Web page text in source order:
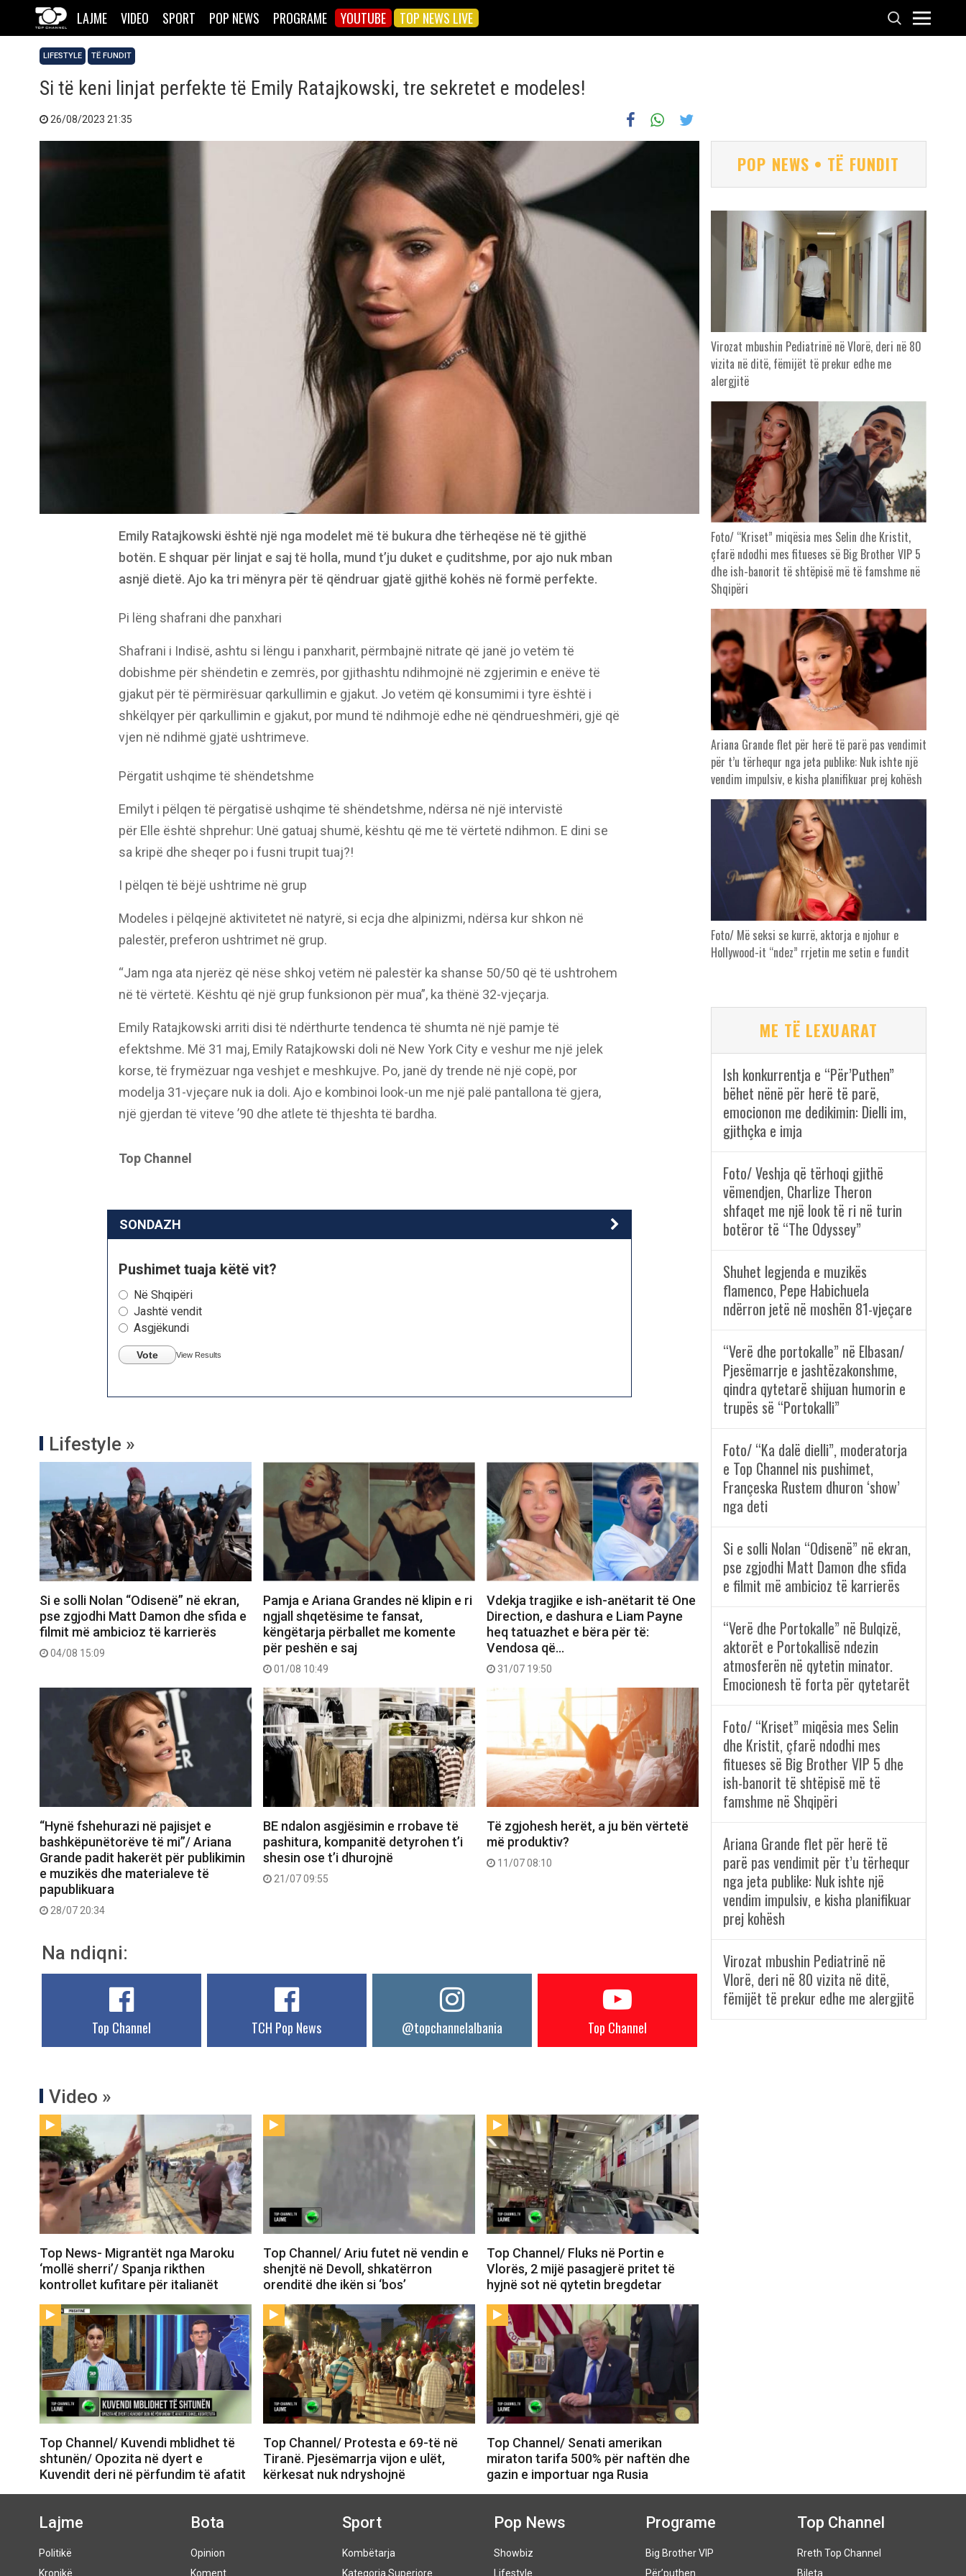
LAJME VIDEO SPORT POP NEWS PROGRAME YOUTUBE TOP NEWS LIVE
LIFESTYLE TË FUNDIT
Si të keni linjat perfekte të Emily Ratajkowski, tre sekretet e modeles!
26/08/2023 21:35
Emily Ratajkowski është një nga modelet më të bukura dhe tërheqëse në të gjithë
botën. E shquar për linjat e saj të holla, mund t’ju duket e çuditshme, por ajo nuk mban
asnjë dietë. Ajo ka tri mënyra për të qëndruar gjatë gjithë kohës në formë perfekte.
Pi lëng shafrani dhe panxhari
Shafrani i Indisë, ashtu si lëngu i panxharit, përmbajnë nitrate që janë jo vetëm të
dobishme për shëndetin e zemrës, por gjithashtu ndihmojnë në zgjerimin e enëve të
gjakut për të përmirësuar qarkullimin e gjakut. Jo vetëm që konsumimi i tyre është i
shkëlqyer për qarkullimin e gjakut, por mund të ndihmojë edhe në qëndrueshmëri, gjë që
vjen në ndihmë gjatë ushtrimeve.
Përgatit ushqime të shëndetshme
Emilyt i pëlqen të përgatisë ushqime të shëndetshme, ndërsa në një intervistë
për Elle është shprehur: Unë gatuaj shumë, kështu që me të vërtetë ndihmon. E dini se
sa kripë dhe sheqer po i fusni trupit tuaj?!
I pëlqen të bëjë ushtrime në grup
Modeles i pëlqejnë aktivitetet në natyrë, si ecja dhe alpinizmi, ndërsa kur shkon në
palestër, preferon ushtrimet në grup.
“Jam nga ata njerëz që nëse shkoj vetëm në palestër ka shanse 50/50 që të ushtrohem
në të vërtetë. Kështu që një grup funksionon për mua”, ka thënë 32-vjeçarja.
Emily Ratajkowski arriti disi të ndërthurte tendenca të shumta në një pamje të
efektshme. Më 31 maj, Emily Ratajkowski doli në New York City e veshur me një jelek
korse, të frymëzuar nga veshjet e meshkujve. Po, janë dy trende në një copë, por
modelja 31-vjeçare nuk ia doli. Ajo e kombinoi look-un me një palë pantallona të gjera,
një gjerdan të viteve ’90 dhe atlete të thjeshta të bardha.
Top Channel
SONDAZH
Pushimet tuaja këtë vit?
Në Shqipëri
Jashtë vendit
Asgjëkundi
Vote View Results
Lifestyle »
Si e solli Nolan “Odisenë” në ekran,
pse zgjodhi Matt Damon dhe sfida e
filmit më ambicioz të karrierës
04/08 15:09
Pamja e Ariana Grandes në klipin e ri
ngjall shqetësime te fansat,
këngëtarja përballet me komente
për peshën e saj
01/08 10:49
Vdekja tragjike e ish-anëtarit të One
Direction, e dashura e Liam Payne
heq tatuazhet e bëra për të:
Vendosa që…
31/07 19:50
“Hynë fshehurazi në pajisjet e
bashkëpunëtorëve të mi”/ Ariana
Grande padit hakerët për publikimin
e muzikës dhe materialeve të
papublikuara
28/07 20:34
BE ndalon asgjësimin e rrobave të
pashitura, kompanitë detyrohen t’i
shesin ose t’i dhurojnë
21/07 09:55
Të zgjohesh herët, a ju bën vërtetë
më produktiv?
11/07 08:10
Na ndiqni:
Top Channel TCH Pop News @topchannelalbania Top Channel
Video »
Top News- Migrantët nga Maroku
‘mollë sherri’/ Spanja rikthen
kontrollet kufitare për italianët
Top Channel/ Ariu futet në vendin e
shenjtë në Devoll, shkatërron
orenditë dhe ikën si ‘bos’
Top Channel/ Fluks në Portin e
Vlorës, 2 mijë pasagjerë pritet të
hyjnë sot në qytetin bregdetar
Top Channel/ Kuvendi mblidhet të
shtunën/ Opozita në dyert e
Kuvendit deri në përfundim të afatit
Top Channel/ Protesta e 69-të në
Tiranë. Pjesëmarrja vijon e ulët,
kërkesat nuk ndryshojnë
Top Channel/ Senati amerikan
miraton tarifa 500% për naftën dhe
gazin e importuar nga Rusia
POP NEWS • TË FUNDIT
Virozat mbushin Pediatrinë në Vlorë, deri në 80
vizita në ditë, fëmijët të prekur edhe me
alergjitë
Foto/ “Kriset” miqësia mes Selin dhe Kristit,
çfarë ndodhi mes fitueses së Big Brother VIP 5
dhe ish-banorit të shtëpisë më të famshme në
Shqipëri
Ariana Grande flet për herë të parë pas vendimit
për t’u tërhequr nga jeta publike: Nuk ishte një
vendim impulsiv, e kisha planifikuar prej kohësh
Foto/ Më seksi se kurrë, aktorja e njohur e
Hollywood-it “ndez” rrjetin me setin e fundit
ME TË LEXUARAT
Ish konkurrentja e “Për’Puthen”
bëhet nënë për herë të parë,
emocionon me dedikimin: Dielli im,
gjithçka e imja
Foto/ Veshja që tërhoqi gjithë
vëmendjen, Charlize Theron
shfaqet me një look të ri në turin
botëror të “The Odyssey”
Shuhet legjenda e muzikës
flamenco, Pepe Habichuela
ndërron jetë në moshën 81-vjeçare
“Verë dhe portokalle” në Elbasan/
Pjesëmarrje e jashtëzakonshme,
qindra qytetarë shijuan humorin e
trupës së “Portokalli”
Foto/ “Ka dalë dielli”, moderatorja
e Top Channel nis pushimet,
Françeska Rustem dhuron ‘show’
nga deti
Si e solli Nolan “Odisenë” në ekran,
pse zgjodhi Matt Damon dhe sfida
e filmit më ambicioz të karrierës
“Verë dhe Portokalle” në Bulqizë,
aktorët e Portokallisë ndezin
atmosferën në qytetin minator.
Emocionesh të forta për qytetarët
Foto/ “Kriset” miqësia mes Selin
dhe Kristit, çfarë ndodhi mes
fitueses së Big Brother VIP 5 dhe
ish-banorit të shtëpisë më të
famshme në Shqipëri
Ariana Grande flet për herë të
parë pas vendimit për t’u tërhequr
nga jeta publike: Nuk ishte një
vendim impulsiv, e kisha planifikuar
prej kohësh
Virozat mbushin Pediatrinë në
Vlorë, deri në 80 vizita në ditë,
fëmijët të prekur edhe me alergjitë
Lajme
Politikë
Kronikë
Bota
Opinion
Koment
Sport
Kombëtarja
Kategoria Superiore
Pop News
Showbiz
Lifestyle
Programe
Big Brother VIP
Për’puthen
Top Channel
Rreth Top Channel
Bileta